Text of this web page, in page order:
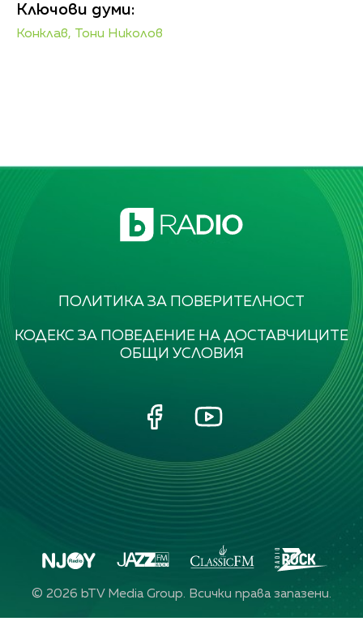
Ключови думи:
Конклав, Тони Николов
ПОЛИТИКА ЗА ПОВЕРИТЕЛНОСТ
КОДЕКС ЗА ПОВЕДЕНИЕ НА ДОСТАВЧИЦИТЕ
ОБЩИ УСЛОВИЯ
© 2026 bTV Media Group. Всички права запазени.